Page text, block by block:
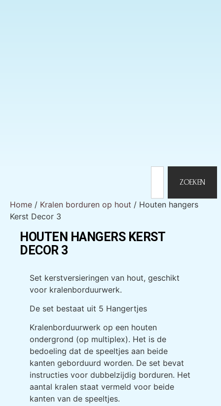
ZOEKEN
Home / Kralen borduren op hout / Houten hangers
Kerst Decor 3
HOUTEN HANGERS KERST
DECOR 3
Set kerstversieringen van hout, geschikt
voor kralenborduurwerk.
De set bestaat uit 5 Hangertjes
Kralenborduurwerk op een houten
ondergrond (op multiplex). Het is de
bedoeling dat de speeltjes aan beide
kanten geborduurd worden. De set bevat
instructies voor dubbelzijdig borduren. Het
aantal kralen staat vermeld voor beide
kanten van de speeltjes.